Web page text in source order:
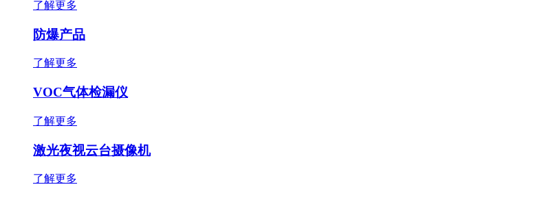
了解更多
防爆产品
了解更多
VOC气体检漏仪
了解更多
激光夜视云台摄像机
了解更多